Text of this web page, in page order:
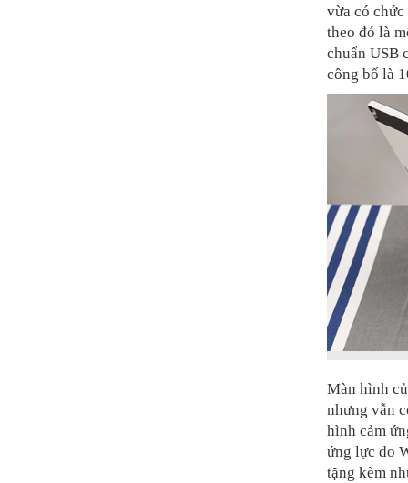
vừa có
theo đó là
chuẩn USB
công bố là
Màn hình
nhưng vẫn
hình cảm
ứng lực do
tặng kèm